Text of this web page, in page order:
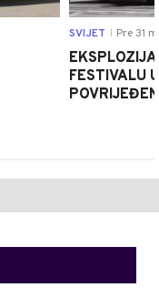
SVIJET Pre 31
FESTIVALU